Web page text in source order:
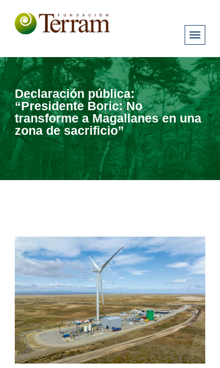
Declaración pública:
“Presidente Boric: No
transforme a Magallanes en una
zona de sacrificio”